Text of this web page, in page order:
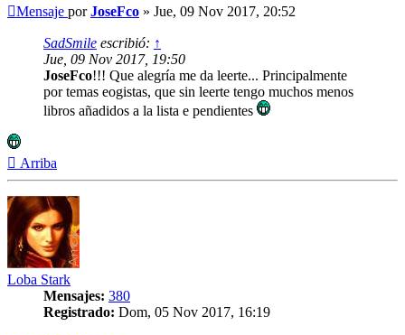
Mensaje porJoseFco » Jue, 09 Nov 2017, 20:52
SadSmile escribió: ↑
Jue, 09 Nov 2017, 19:50
JoseFco!!! Que alegría me da leerte... Principalmente
por temas eogistas, que sin leerte tengo muchos menos
libros añadidos a la lista e pendientes
Arriba
Loba Stark
Mensajes: 380
Registrado: Dom, 05 Nov 2017, 16:19